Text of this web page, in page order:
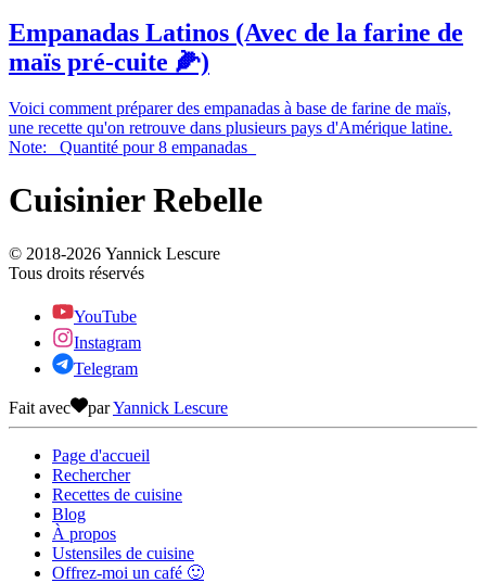
Empanadas Latinos (Avec de la farine de
maïs pré-cuite 🌽)
Voici comment préparer des empanadas à base de farine de maïs,
une recette qu'on retrouve dans plusieurs pays d'Amérique latine.
Note: _Quantité pour 8 empanadas_
Cuisinier Rebelle
© 2018-2026 Yannick Lescure
Tous droits réservés
YouTube
Instagram
Telegram
Fait avec parYannick Lescure
Page d'accueil
Rechercher
Recettes de cuisine
Blog
À propos
Ustensiles de cuisine
Offrez-moi un café 🙂